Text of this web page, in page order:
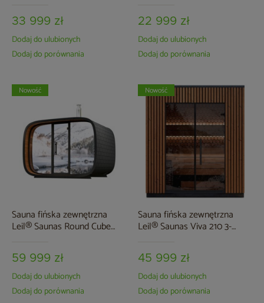
33 999 zł
Dodaj do ulubionych
Dodaj do porównania
22 999 zł
Dodaj do ulubionych
Dodaj do porównania
Sauna fińska zewnętrzna
Leil® Saunas Round Cube
59 999 zł
Nowość
Dodaj do ulubionych
Dodaj do porównania
Sauna fińska zewnętrzna
Leil® Saunas Viva 210 3-
45 999 zł
Nowość
Dodaj do ulubionych
Dodaj do porównania